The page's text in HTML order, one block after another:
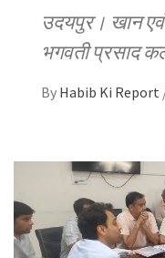
उदयपुर। खान एवं
भगवती प्रसाद
By Habib Ki Report